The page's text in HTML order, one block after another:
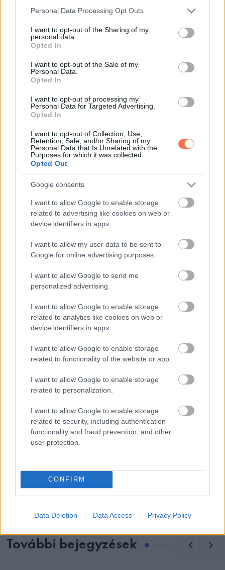
Please note that this website/app uses one or more Google
not limited to your visit or usage behaviour. You may click to
grant or deny consent to Google and its third-party tags to
use your data for below specified purposes in below Google
consent section.
Personal Data Processing Opt Outs
I want to opt-out of the Sharing of my
personal data.
Opted In
I want to opt-out of the Sale of my
Personal Data.
Opted In
I want to opt-out of processing my
Personal Data for Targeted Advertising.
Opted In
I want to opt-out of Collection, Use,
Retention, Sale, and/or Sharing of my
Personal Data that Is Unrelated with the
Purposes for which it was collected.
Opted Out
Google consents
I want to allow Google to enable storage
related to advertising like cookies on web or
device identifiers in apps.
I want to allow my user data to be sent to
Google for online advertising purposes.
I want to allow Google to send me
personalized advertising.
I want to allow Google to enable storage
related to analytics like cookies on web or
device identifiers in apps.
I want to allow Google to enable storage
related to functionality of the website or app.
I want to allow Google to enable storage
related to personalization.
I want to allow Google to enable storage
related to security, including authentication
functionality and fraud prevention, and other
user protection.
CONFIRM
Data Deletion Data Access Privacy Policy
képes leszel megtalálni a megoldást.
Vízöntő
Képes leszel túljutni egy kellemetlen helyzeten, ha nyitott
tudsz maradni. Légy figyelmes, hallgass és sokat
hogy mire vágyik. Tartsd fenn a kommunikációt.
Halak
Oszd meg valakivel, ami a szívedet nyomja és kielégítő
reakcióban fogsz részesülni. Nagy figyelmességről teszel
tanúbizonyságot. Egy barát vagy kolléga nagyon fogja
élvezni a veled együtt töltött időt. Tervezzetek közös
programot, amilyen hamar csak lehet.
Oszd meg ezt a posztot:
WhatsappRedditShare
Email
ELŐZŐ POSZT
VICC: Volt egyszer a kisfiú, úgy hívták John
További bejegyzések